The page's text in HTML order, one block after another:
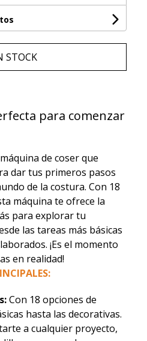
STOCK
para comenzar
de coser que
dar tus primeros pasos
de la costura. Con 18
máquina te ofrece la
para explorar tu
las tareas más básicas
¡Es el momento
en realidad!
Con 18 opciones de
hasta las decorativas.
a cualquier proyecto,